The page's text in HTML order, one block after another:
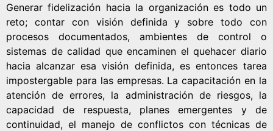
Generar fidelización hacia la organización es todo un
reto; contar con visión definida y sobre todo con
procesos documentados, ambientes de control o
sistemas de calidad que encaminen el quehacer diario
hacia alcanzar esa visión definida, es entonces tarea
impostergable para las empresas. La capacitación en la
atención de errores, la administración de riesgos, la
capacidad de respuesta, planes emergentes y de
continuidad, el manejo de conflictos con técnicas de